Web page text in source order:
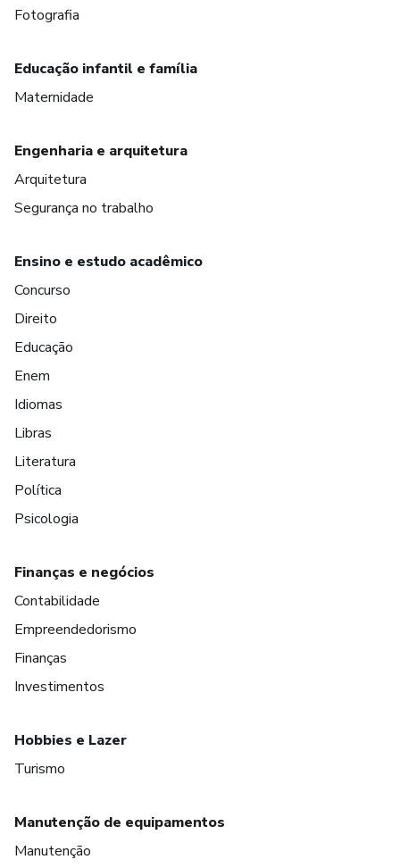
Fotografia
Educação infantil e família
Maternidade
Engenharia e arquitetura
Arquitetura
Segurança no trabalho
Ensino e estudo acadêmico
Concurso
Direito
Educação
Enem
Idiomas
Libras
Literatura
Política
Psicologia
Finanças e negócios
Contabilidade
Empreendedorismo
Finanças
Investimentos
Hobbies e Lazer
Turismo
Manutenção de equipamentos
Manutenção